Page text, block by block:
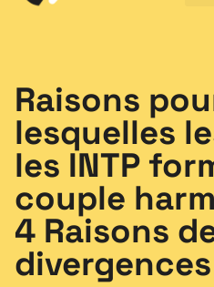
Raisons
lesquelles
les INTP
couple
4 Raisons
divergences